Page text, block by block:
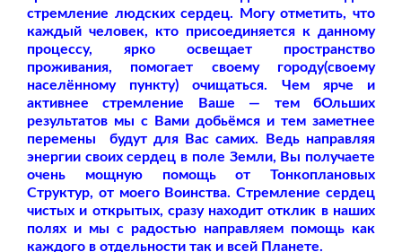
стремление людских сердец. Могу отметить, что
каждый человек, кто присоединяется к данному
процессу, ярко освещает пространство
проживания, помогает своему городу(своему
населённому пункту) очищаться. Чем ярче и
активнее стремление Ваше — тем бОльших
результатов мы с Вами добьёмся и тем заметнее
перемены
будут для Вас самих. Ведь направляя
энергии своих сердец в поле Земли, Вы получаете
очень мощную помощь от Тонкоплановых
Структур, от моего Воинства. Стремление сердец
чистых и открытых, сразу находит отклик в наших
полях и мы с радостью направляем помощь как
каждого в отдельности так и всей Планете.